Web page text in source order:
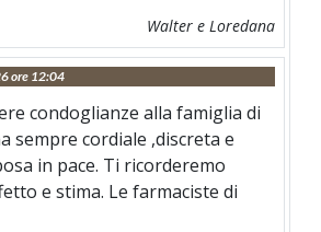
Walter e Loredana
ore 12:04
condoglianze alla famiglia di
sempre cordiale ,discreta e
in pace. Ti ricorderemo
e stima. Le farmaciste di